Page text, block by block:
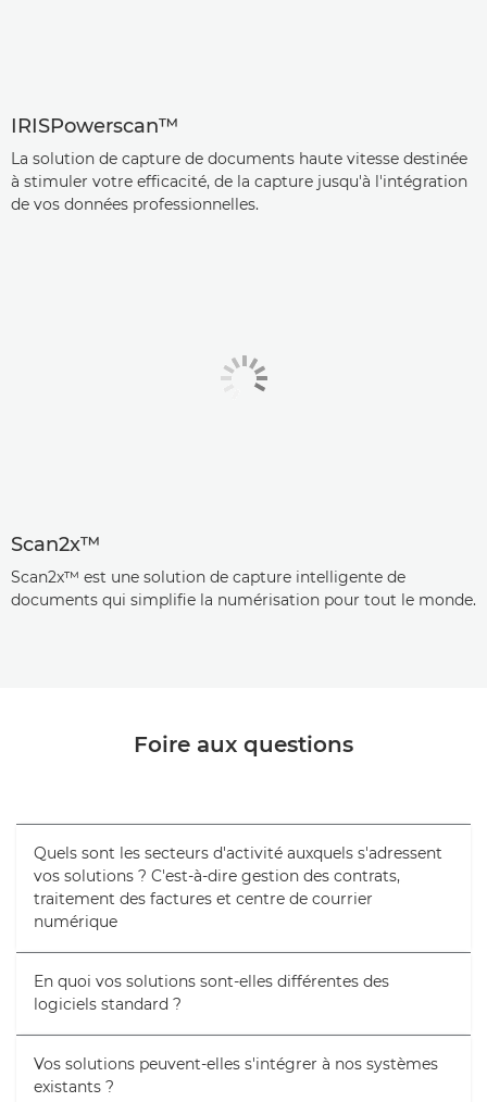
IRISPowerscan™
La solution de capture de documents haute vitesse destinée
à stimuler votre efficacité, de la capture jusqu'à l'intégration
de vos données professionnelles.
Scan2x™
Scan2x™ est une solution de capture intelligente de
documents qui simplifie la numérisation pour tout le monde.
Foire aux questions
Quels sont les secteurs d'activité auxquels s'adressent
vos solutions ? C'est-à-dire gestion des contrats,
traitement des factures et centre de courrier
numérique
En quoi vos solutions sont-elles différentes des
logiciels standard ?
Vos solutions peuvent-elles s'intégrer à nos systèmes
existants ?